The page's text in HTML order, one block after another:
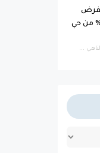
بنسبة 40% من حي
...